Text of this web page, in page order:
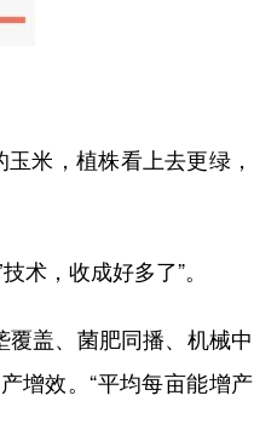
米，植株看上去更绿，
术，收成好多了”。
盖、菌肥同播、机械中
增效。“平均每亩能增产